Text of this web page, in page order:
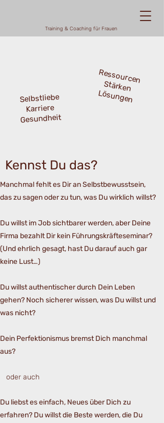
Training & Coaching für Frauen
Selbstliebe
Karriere
Gesundheit
Ressourcen
Stärken
Lösungen
Kennst Du das?
Manchmal fehlt es Dir an Selbstbewusstsein,
das zu sagen oder zu tun, was Du wirklich willst?
Du willst im Job sichtbarer werden, aber Deine
Firma bezahlt Dir kein Führungskräfteseminar?
(Und ehrlich gesagt, hast Du darauf auch gar
keine Lust…)​
Du willst authentischer durch Dein Leben
gehen? Noch sicherer wissen, was Du willst und
was nicht?
Dein Perfektionismus bremst Dich manchmal
aus?
oder auch
​Du liebst es einfach, Neues über Dich zu
erfahren? Du willst die Beste werden, die Du